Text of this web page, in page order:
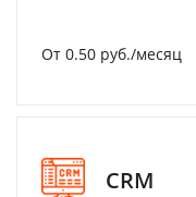
От 0.50 руб./месяц
CRM